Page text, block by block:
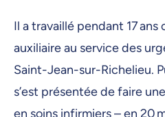
Il a travaillé pendant 17
auxiliaire au service des
Saint-Jean-sur-Richelieu.
s’est présentée de faire
en soins infirmiers – en 20